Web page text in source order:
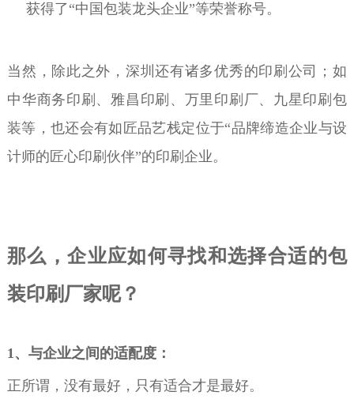
获得了“中国包装龙头企业”等荣誉称号。
当然，除此之外，深圳还有诸多优秀的印刷公司；如
中华商务印刷、雅昌印刷、万里印刷厂、九星印刷包
装等，也还会有如匠品艺栈定位于“品牌缔造企业与设
计师的匠心印刷伙伴”的印刷企业。
那么，企业应如何寻找和选择合适的包
装印刷厂家呢？
1、与企业之间的适配度：
正所谓，没有最好，只有适合才是最好。